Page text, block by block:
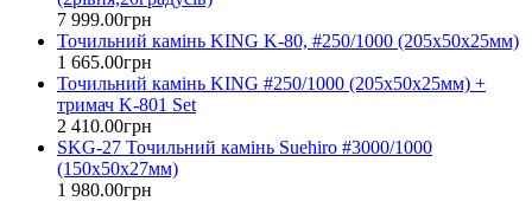
7 999.00грн
Точильний камінь KING K-80, #250/1000 (205x50x25мм)
1 665.00грн
Точильний камінь KING #250/1000 (205x50x25мм) +
тримач K-801 Set
2 410.00грн
SKG-27 Точильний камінь Suehiro #3000/1000
(150х50х27мм)
1 980.00грн